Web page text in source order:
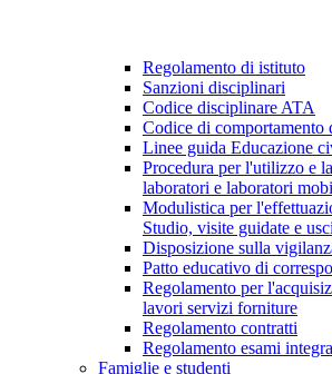
Regolamento di istituto
Sanzioni disciplinari
Codice disciplinare ATA
Codice di comportamento
Linee guida Educazione
Procedura per l'utilizzo e
laboratori e laboratori
Modulistica per
Studio, visite guidate e
Disposizione sulla
Patto educativo di
Regolamento per
lavori servizi forniture
Regolamento contratti
Regolamento esami
Famiglie e studenti